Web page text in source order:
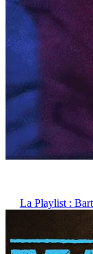
La Playlist :